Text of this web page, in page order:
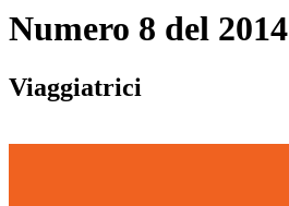
Numero 8 del 2014
Viaggiatrici